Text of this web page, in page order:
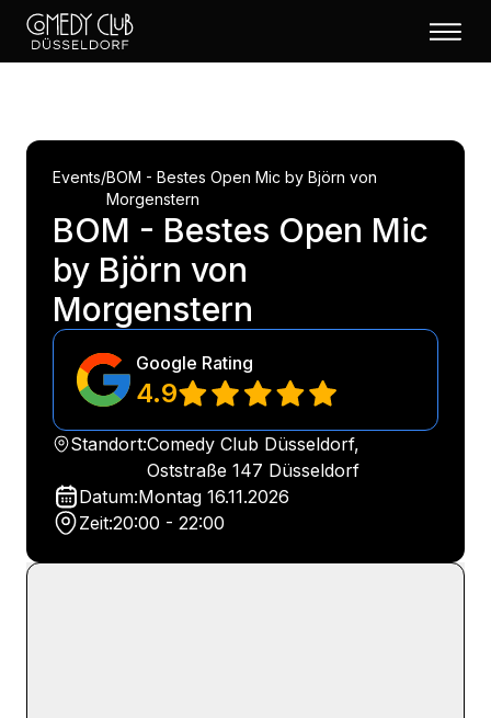
Events/BOM - Bestes Open Mic by Björn von
Morgenstern
BOM - Bestes Open Mic
by Björn von
Morgenstern
Google Rating
4.9
Standort:Comedy Club Düsseldorf,
Oststraße 147 Düsseldorf
Datum:Montag 16.11.2026
Zeit:20:00 - 22:00